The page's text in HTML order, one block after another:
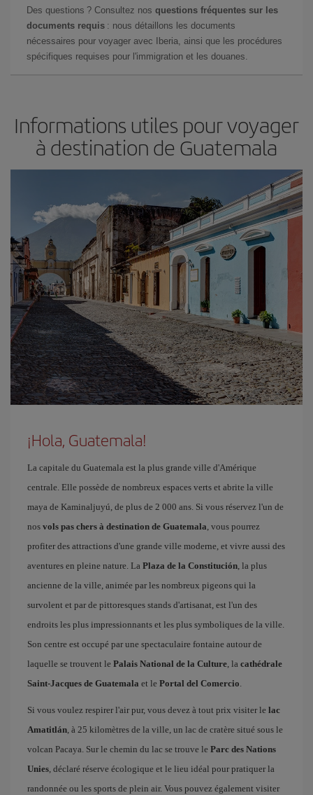
Des questions ? Consultez nos questions fréquentes sur les
documents requis : nous détaillons les documents
nécessaires pour voyager avec Iberia, ainsi que les procédures
spécifiques requises pour l'immigration et les douanes.
Informations utiles pour voyager
à destination de Guatemala
¡Hola, Guatemala!
La capitale du Guatemala est la plus grande ville d'Amérique
centrale. Elle possède de nombreux espaces verts et abrite la ville
maya de Kaminaljuyú, de plus de 2 000 ans. Si vous réservez l'un de
nos vols pas chers à destination de Guatemala, vous pourrez
profiter des attractions d'une grande ville moderne, et vivre aussi des
aventures en pleine nature. La Plaza de la Constitución, la plus
ancienne de la ville, animée par les nombreux pigeons qui la
survolent et par de pittoresques stands d'artisanat, est l'un des
endroits les plus impressionnants et les plus symboliques de la ville.
Son centre est occupé par une spectaculaire fontaine autour de
laquelle se trouvent le Palais National de la Culture, la cathédrale
Saint-Jacques de Guatemala et le Portal del Comercio.
Si vous voulez respirer l'air pur, vous devez à tout prix visiter le lac
Amatitlán, à 25 kilomètres de la ville, un lac de cratère situé sous le
volcan Pacaya. Sur le chemin du lac se trouve le Parc des Nations
Unies, déclaré réserve écologique et le lieu idéal pour pratiquer la
randonnée ou les sports de plein air. Vous pouvez également visiter